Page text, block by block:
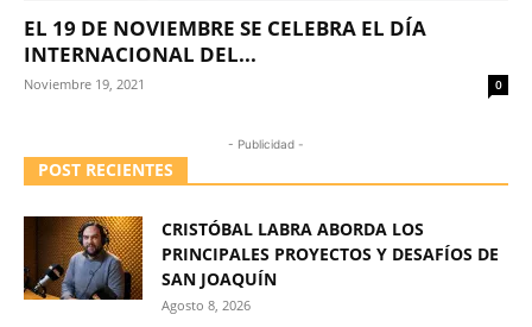
EL 19 DE NOVIEMBRE SE CELEBRA EL DÍA
INTERNACIONAL DEL...
Noviembre 19, 2021 0
- Publicidad -
POST RECIENTES
CRISTÓBAL LABRA ABORDA LOS
PRINCIPALES PROYECTOS Y DESAFÍOS DE
SAN JOAQUÍN
Agosto 8, 2026